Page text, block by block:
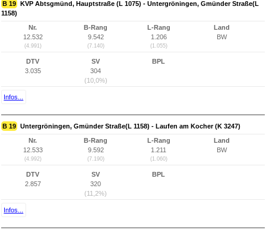
B 19 KVP Abtsgmünd, Hauptstraße (L 1075) - Untergröningen, Gmünder Straße(L
1158)
Nr.
12.532
(4.991)
B-Rang
9.542
(7.140)
L-Rang
1.206
(1.055)
Land
BW
DTV
3.035
SV
304
(10,0%)
BPL
Infos...
B 19 Untergröningen, Gmünder Straße(L 1158) - Laufen am Kocher (K 3247)
Nr.
12.533
(4.992)
B-Rang
9.592
(7.190)
L-Rang
1.211
(1.060)
Land
BW
DTV
2.857
SV
320
(11,2%)
BPL
Infos...